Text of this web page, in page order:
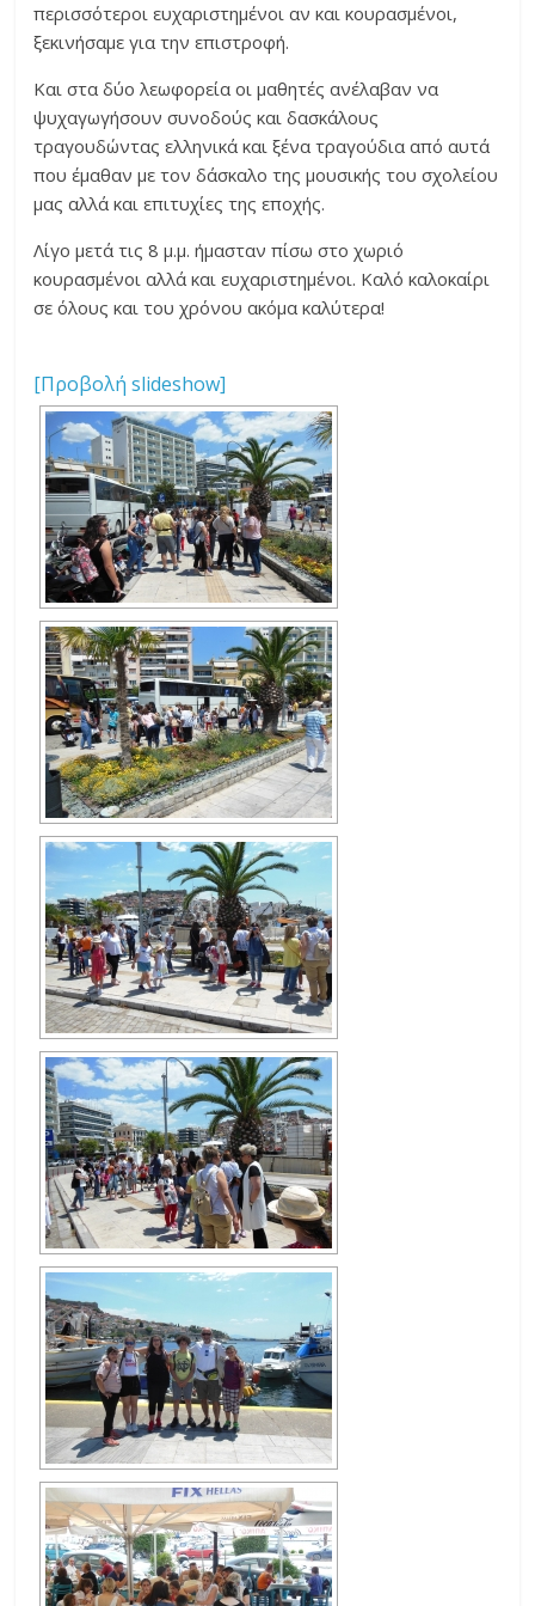
περισσότεροι ευχαριστημένοι αν και κουρασμένοι,
ξεκινήσαμε για την επιστροφή.
Και στα δύο λεωφορεία οι μαθητές ανέλαβαν να
ψυχαγωγήσουν συνοδούς και δασκάλους
τραγουδώντας ελληνικά και ξένα τραγούδια από αυτά
που έμαθαν με τον δάσκαλο της μουσικής του σχολείου
μας αλλά και επιτυχίες της εποχής.
Λίγο μετά τις 8 μ.μ. ήμασταν πίσω στο χωριό
κουρασμένοι αλλά και ευχαριστημένοι. Καλό καλοκαίρι
σε όλους και του χρόνου ακόμα καλύτερα!
[Προβολή slideshow]